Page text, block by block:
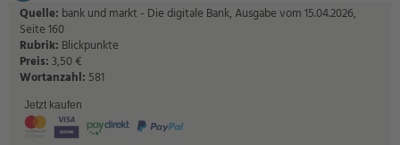
Quelle: bank und markt - Die digitale Bank, Ausgabe vom 15.04.2026,
Seite 160
Rubrik: Blickpunkte
Preis:3,50 €
Wortanzahl: 581
Jetzt kaufen